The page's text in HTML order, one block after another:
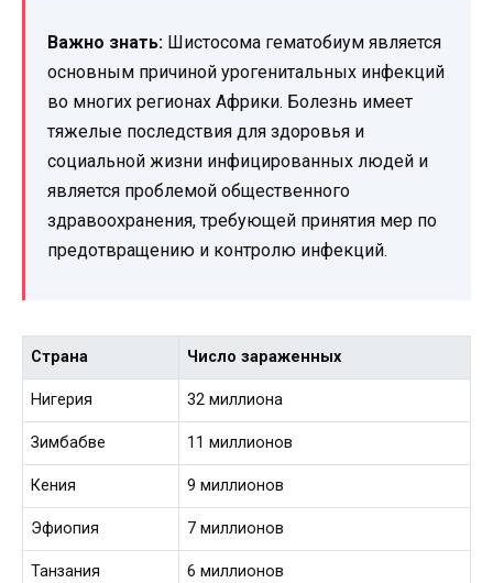
Важно знать: Шистосома гематобиум является
основным причиной урогенитальных инфекций
во многих регионах Африки. Болезнь имеет
тяжелые последствия для здоровья и
социальной жизни инфицированных людей и
является проблемой общественного
здравоохранения, требующей принятия мер по
предотвращению и контролю инфекций.
Страна Число зараженных
Нигерия 32 миллиона
Зимбабве 11 миллионов
Кения 9 миллионов
Эфиопия 7 миллионов
Танзания 6 миллионов